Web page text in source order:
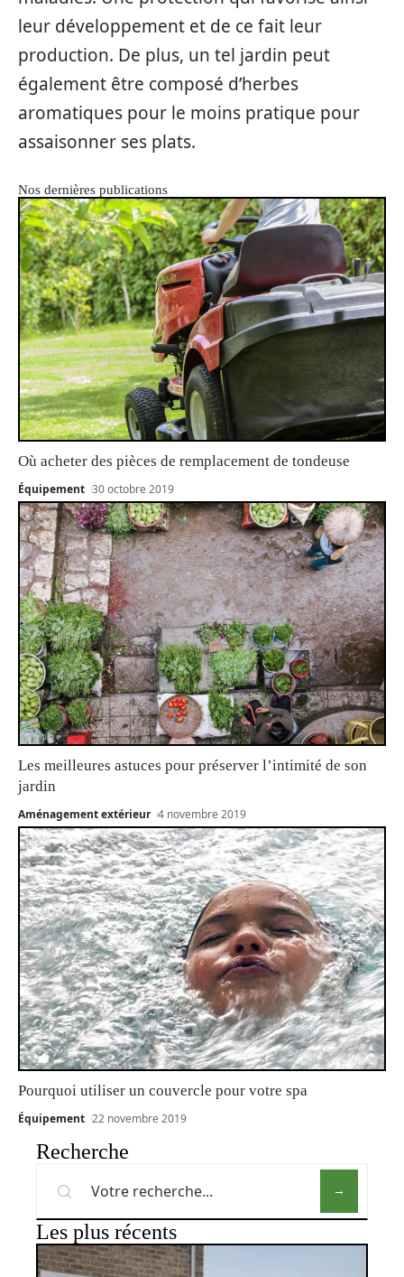
leur développement et de ce fait leur
production. De plus, un tel jardin peut
également être composé d’herbes
aromatiques pour le moins pratique pour
assaisonner ses plats.
Nos dernières publications
Où acheter des pièces de remplacement de tondeuse
Équipement 30 octobre 2019
Les meilleures astuces pour préserver l’intimité de son
jardin
Aménagement extérieur 4 novembre 2019
Pourquoi utiliser un couvercle pour votre spa
Équipement 22 novembre 2019
Recherche
Les plus récents